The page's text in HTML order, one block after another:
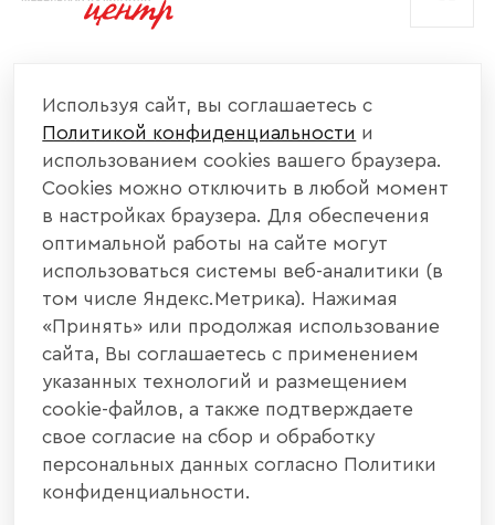
КАТАЛОГ МЕБЕЛИ
ИНФОРМАЦИЯ
НАШИ КОНТАКТЫ
+7 800 700 20 58
440004, г. Пенза, ул. Рябова, д. 31
info@interier-center.ru
Используя сайт, вы соглашаетесь с
Политикой конфиденциальности и
использованием cookies вашего браузера.
Cookies можно отключить в любой момент
в настройках браузера. Для обеспечения
оптимальной работы на сайте могут
использоваться системы веб-аналитики (в
том числе Яндекс.Метрика). Нажимая
«Принять» или продолжая использование
сайта, Вы соглашаетесь с применением
указанных технологий и размещением
cookie-файлов, а также подтверждаете
свое согласие на сбор и обработку
персональных данных согласно Политики
конфиденциальности.